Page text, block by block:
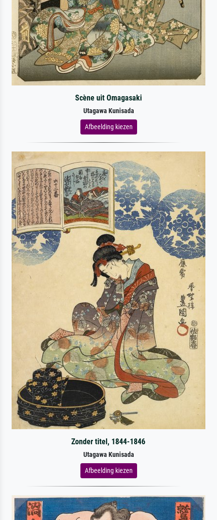
Scène uit Omagasaki
Utagawa Kunisada
Afbeelding kiezen
Zonder titel, 1844-1846
Utagawa Kunisada
Afbeelding kiezen